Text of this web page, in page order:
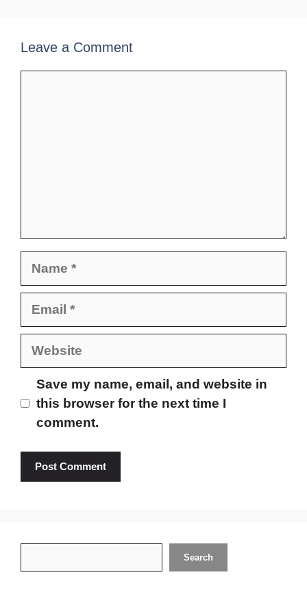
Leave a Comment
Website
Save my name, email, and website in
this browser for the next time I
comment.
Search